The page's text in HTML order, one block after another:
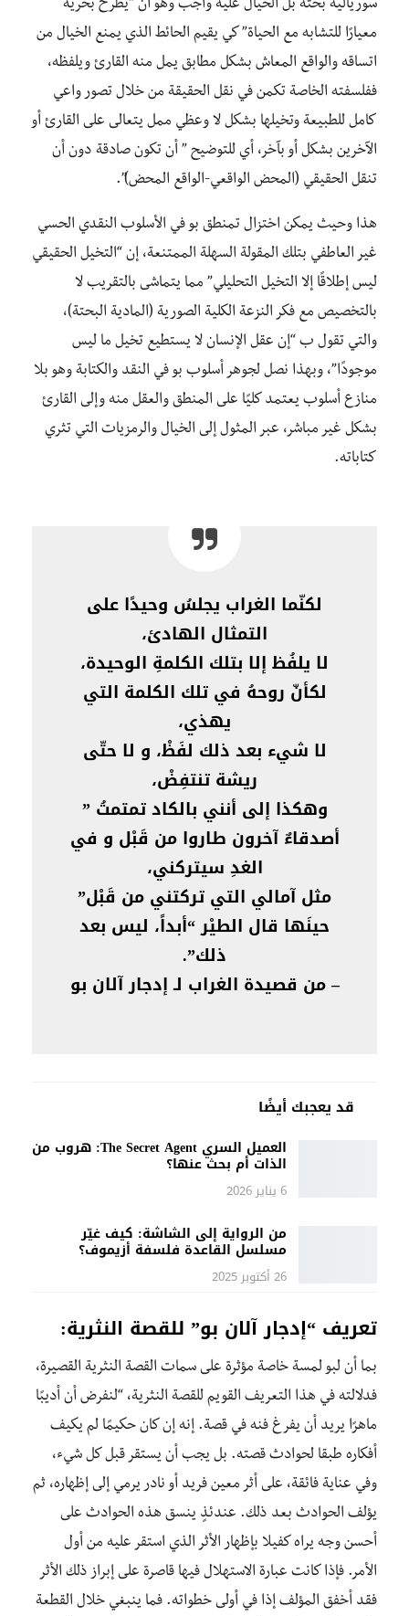
سوريالية بحتة بل الخيال عليه واجب وهو أن “يطرح بحرية
معيارًا للتشابه مع الحياة” كي يقيم الحائط الذي يمنع الخيال من
اتساقه والواقع المعاش بشكل مطابق يمل منه القارئ ويلفظه،
ففلسفته الخاصة تكمن في نقل الحقيقة من خلال تصور واعي
كامل للطبيعة وتخيلها بشكل لا وعظي ممل يتعالى على القارئ أو
الآخرين بشكل أو بآخر، أي للتوضيح ” أن تكون صادقة دون أن
تنقل الحقيقي (المحض الواقعي-الواقع المحض)”.
هذا وحيث يمكن اختزال تمنطق بو في الأسلوب النقدي الحسي
غير العاطفي بتلك المقولة السهلة الممتنعة، إن “التخيل الحقيقي
ليس إطلاقًا إلا التخيل التحليلي” مما يتماشى بالتقريب لا
بالتخصيص مع فكر النزعة الكلية الصورية (المادية البحتة)،
والتي تقول ب “إن عقل الإنسان لا يستطيع تخيل ما ليس
موجودًا”، وبهذا نصل لجوهر أسلوب بو في النقد والكتابة وهو بلا
منازع أسلوب يعتمد كليًا على المنطق والعقل منه وإلى القارئ
بشكل غير مباشر، عبر المثول إلى الخيال والرمزيات التي تثري
كتاباته.
لكنّما الغراب يجلسُ وحيدًا على
التمثال الهادئ،
لا يلفُظ إلا بتلك الكلمةِ الوحيدة،
لكأنّ روحهُ في تلك الكلمة التي
يهذي،
لا شيء بعد ذلك لفَظْ، و لا حتّى
ريشة تنتفِضْ،
وهكذا إلى أنني بالكاد تمتمتُ ”
أصدقاءٌ آخرون طاروا من قَبْل و في
الغدِ سيتركني،
مثل آمالي التي تركتني من قَبْل”
حينَها قال الطيْر “أبداً، ليس بعد
ذلك”.
– من قصيدة الغراب لـ إدجار آلان بو
قد يعجبك أيضًا
العميل السري The Secret Agent: هروب من
الذات أم بحث عنها؟
6 يناير 2026
من الرواية إلى الشاشة: كيف غيّر
مسلسل القاعدة فلسفة أزيموف؟
26 أكتوبر 2025
تعريف “إدجار آلان بو” للقصة النثرية:
بما أن لبو لمسة خاصة مؤثرة على سمات القصة النثرية القصيرة،
فدلالته في هذا التعريف القويم للقصة النثرية، “لنفرض أن أديبًا
ماهرًا يريد أن يفرغ فنه في قصة. إنه إن كان حكيمًا لم يكيف
أفكاره طبقا لحوادث قصته. بل يجب أن يستقر قبل كل شيء،
وفي عناية فائقة، على أثر معين فريد أو نادر يرمي إلى إظهاره، ثم
يؤلف الحوادث بعد ذلك. عندئذٍ ينسق هذه الحوادث على
أحسن وجه يراه كفيلا بإظهار الأثر الذي استقر عليه من أول
الأمر. فإذا كانت عبارة الاستهلال فيها قاصرة على إبراز ذلك الأثر
فقد أخفق المؤلف إذا في أولى خطواته. فما ينبغي خلال القطعة